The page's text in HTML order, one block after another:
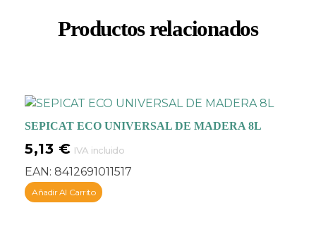
Productos relacionados
SEPICAT ECO UNIVERSAL DE MADERA 8L
5,13 € IVA incluido
EAN: 8412691011517
Añadir Al Carrito